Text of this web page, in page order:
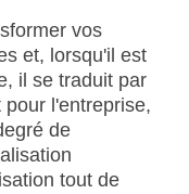
vos
et, lorsqu'il est
il se traduit par
l'entreprise,
de
tout de